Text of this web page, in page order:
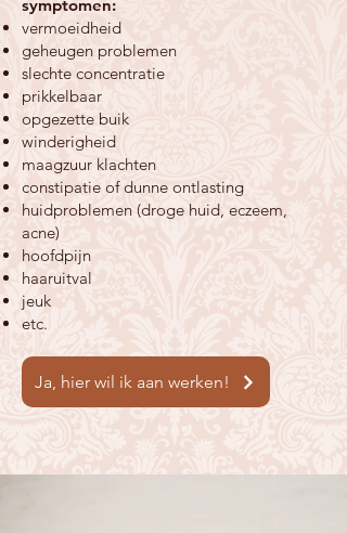
symptomen:
vermoeidheid
geheugen problemen
slechte concentratie
prikkelbaar
opgezette buik
winderigheid
maagzuur klachten
constipatie of dunne ontlasting
huidproblemen (droge huid, eczeem,
acne)
hoofdpijn
haaruitval
jeuk
etc.
Ja, hier wil ik aan werken!